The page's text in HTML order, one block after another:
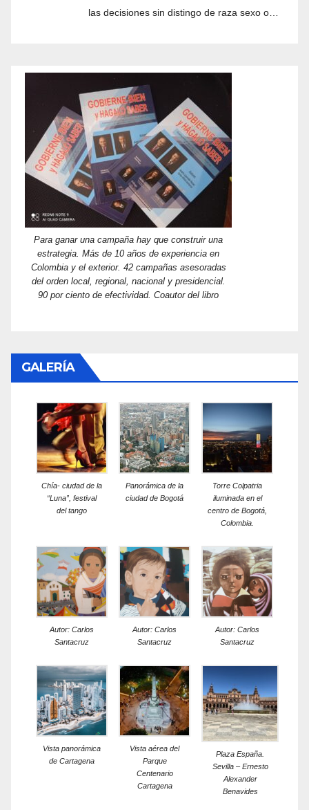
las decisiones sin distingo de raza sexo o…
Para ganar una campaña hay que construir una
estrategia. Más de 10 años de experiencia en
Colombia y el exterior. 42 campañas asesoradas
del orden local, regional, nacional y presidencial.
90 por ciento de efectividad. Coautor del libro
GALERÍA
Chía- ciudad de la
“Luna”, festival
del tango
Panorámica de la
ciudad de Bogotá
Torre Colpatria
iluminada en el
centro de Bogotá,
Colombia.
Autor: Carlos
Santacruz
Autor: Carlos
Santacruz
Autor: Carlos
Santacruz
Vista panorámica
de Cartagena
Vista aérea del
Parque
Centenario
Cartagena
Plaza España.
Sevilla – Ernesto
Alexander
Benavides